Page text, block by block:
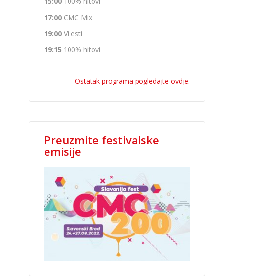
17:00 CMC Mix
19:00 Vijesti
19:15 100% hitovi
Ostatak programa pogledajte ovdje.
Preuzmite festivalske
emisije